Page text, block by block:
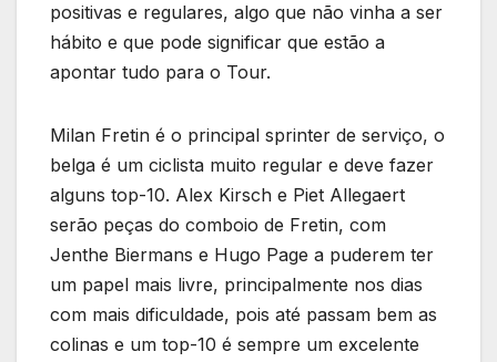
positivas e regulares, algo que não vinha a ser
hábito e que pode significar que estão a
apontar tudo para o Tour.
Milan Fretin é o principal sprinter de serviço, o
belga é um ciclista muito regular e deve fazer
alguns top-10. Alex Kirsch e Piet Allegaert
serão peças do comboio de Fretin, com
Jenthe Biermans e Hugo Page a puderem ter
um papel mais livre, principalmente nos dias
com mais dificuldade, pois até passam bem as
colinas e um top-10 é sempre um excelente